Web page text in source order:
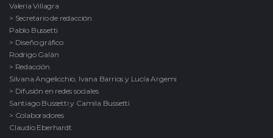
Valeria Villagra
> Secretario de redacción
Pablo Bussetti
> Diseño gráfico
Rodrigo Galán
> Redacción
Silvana Angelicchio, Ivana Barrios y Lucía Argemi
> Difusión en redes sociales
Santiago Bussetti y Camila Bussetti
> Colaboradores
Claudio Eberhardt